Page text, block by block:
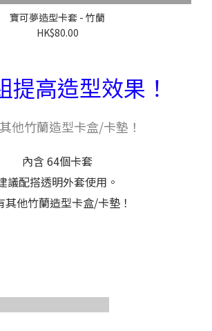
寶可夢造型卡套 - 竹蘭
HK$80.00
提高造型效果！
他竹蘭造型卡盒/卡墊！
內含 64個卡套
議配搭透明外套使用。
其他竹蘭造型卡盒/卡墊！
Coming